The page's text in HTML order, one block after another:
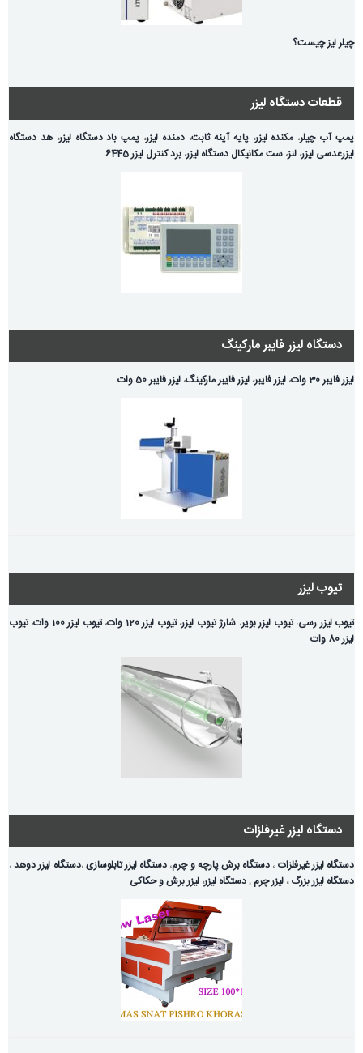
چیلر لیز چیست؟
قطعات دستگاه لیزر
پمپ آب چیلر، مکنده لیزر،پایه آینه ثابت، دمنده لیزر، پمپ باد دستگاه لیزر،هد دستگاه
لیزرعدسی لیزر، لنز، ست مکانیکال دستگاه لیزر، برد کنترل لیزر 6445
دستگاه لیزر فایبر مارکینگ
لیزر فایبر 30 وات ، لیزر فایبر، لیزر فایبر مارکینگ، لیزر فایبر 50 وات
تیوب لیزر
تیوب لیزر رسی،تیوب لیزر بویر، شارژ تیوب لیزر،تیوب لیزر 120 وات ،تیوب لیزر 100 وات ،تیوب
لیزر 80 وات
دستگاه لیزر غیرفلزات
دستگاه لیزر غیرفلزات ، دستگاه برش پارچه و چرم، دستگاه لیزر تابلوسازی،دستگاه لیزر دوهد،
دستگاه لیزر بزرگ، لیزر چرم ,دستگاه لیزر، لیزر برش و حکاکی